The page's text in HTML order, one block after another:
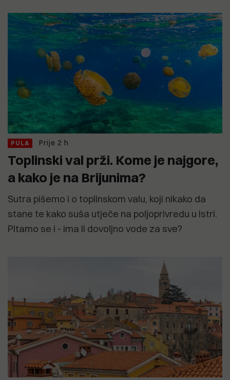
PULA Prije 2 h
Toplinski val prži. Kome je najgore,
a kako je na Brijunima?
Sutra pišemo i o toplinskom valu, koji nikako da
stane te kako suša utječe na poljoprivredu u Istri.
PItamo se i - ima li dovoljno vode za sve?